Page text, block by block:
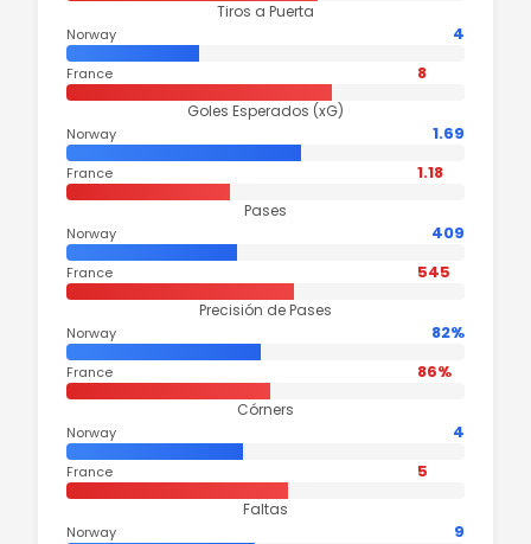
Tiros a Puerta
Norway 4
France 8
Goles Esperados (xG)
Norway 1.69
France 1.18
Pases
Norway 409
France 545
Precisión de Pases
Norway 82%
France 86%
Córners
Norway 4
France 5
Faltas
Norway 9